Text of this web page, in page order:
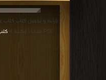
قراءة و تحميل كتاب كتاب
PDF مجانا | مكتبة >